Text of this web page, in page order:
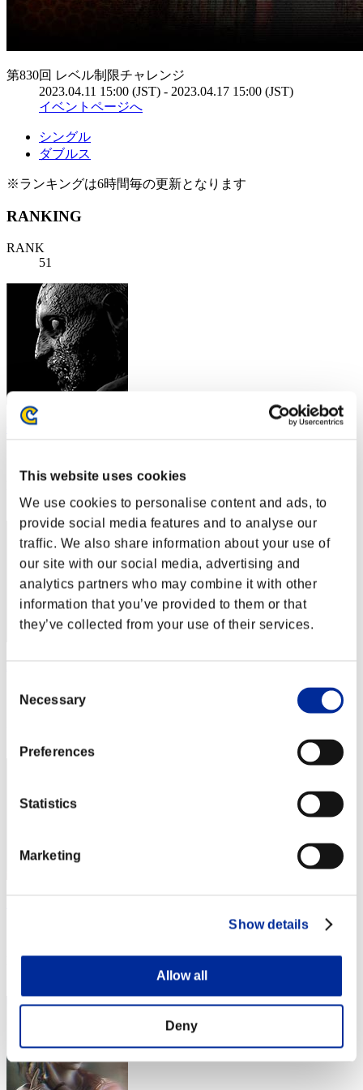
This website uses cookies
We use cookies to personalise content and ads, to
provide social media features and to analyse our
traffic. We also share information about your use of
our site with our social media, advertising and
analytics partners who may combine it with other
information that you’ve provided to them or that
they’ve collected from your use of their services.
Selection
Necessary
Preferences
Statistics
Marketing
Show details
Allow all
Deny
第830回 レベル制限チャレンジ
2023.04.11 15:00 (JST) - 2023.04.17 15:00 (JST)
イベントページへ
シングル
ダブルス
※ランキングは6時間毎の更新となります
RANKING
RANK
51
Chilly_Willy
RANK
52
heaven_inside16
スコア:Lv:100/04'09"72
RANK